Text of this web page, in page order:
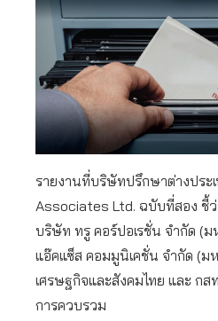
รายงานที่บริษัทปรึกษาต่างประ
Associates Ltd. ฉบับที่สอง ชี้
บริษัท ทรู คอร์ปอเรชั่น จำกัด (ม
แอ๊คแซ็ส คอมมูนิเคชั่น จำกัด (ม
เศรษฐกิจและสังคมไทย และ ก
การควบรวม